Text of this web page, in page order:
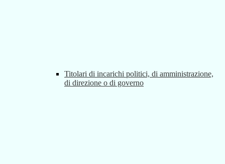
Titolari di incarichi politici, di amministrazione,
di direzione o di governo